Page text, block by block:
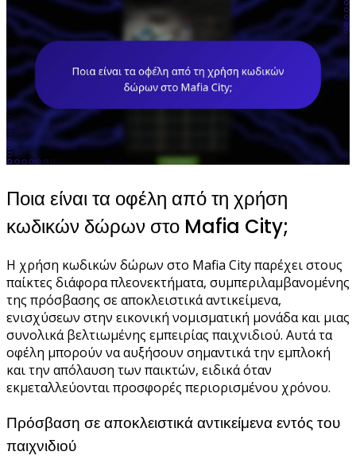
Ποια είναι τα οφέλη από τη χρήση
κωδικών δώρων στο Mafia City;
Η χρήση κωδικών δώρων στο Mafia City παρέχει στους
παίκτες διάφορα πλεονεκτήματα, συμπεριλαμβανομένης
της πρόσβασης σε αποκλειστικά αντικείμενα,
ενισχύσεων στην εικονική νομισματική μονάδα και μιας
συνολικά βελτιωμένης εμπειρίας παιχνιδιού. Αυτά τα
οφέλη μπορούν να αυξήσουν σημαντικά την εμπλοκή
και την απόλαυση των παικτών, ειδικά όταν
εκμεταλλεύονται προσφορές περιορισμένου χρόνου.
Πρόσβαση σε αποκλειστικά αντικείμενα εντός του
παιχνιδιού